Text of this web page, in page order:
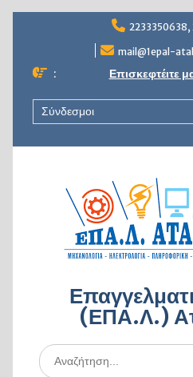
2233350638,
mail@1epal-
: Επισκεφτέιτε
Σύνδεσμοι
(ΕΠΑ.Λ.)
Search
for: